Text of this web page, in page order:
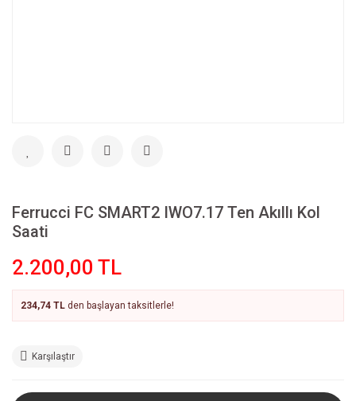
Ferrucci FC SMART2 IWO7.17 Ten Akıllı Kol
Saati
2.200,00 TL
234,74 TL den başlayan taksitlerle!
Karşılaştır